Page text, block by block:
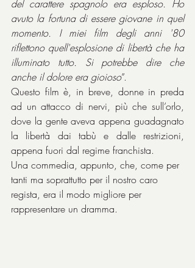
del carattere spagnolo era esploso. Ho
avuto la fortuna di essere giovane in quel
momento. I miei film degli anni '80
riflettono quell'esplosione di libertà che ha
illuminato tutto. Si potrebbe dire che
anche il dolore era gioioso”.
Questo film è, in breve, donne in preda
ad un attacco di nervi, più che sull’orlo,
dove la gente aveva appena guadagnato
la libertà dai tabù e dalle restrizioni,
appena fuori dal regime franchista.
Una commedia, appunto, che, come per
tanti ma soprattutto per il nostro caro
regista, era il modo migliore per
rappresentare un dramma.